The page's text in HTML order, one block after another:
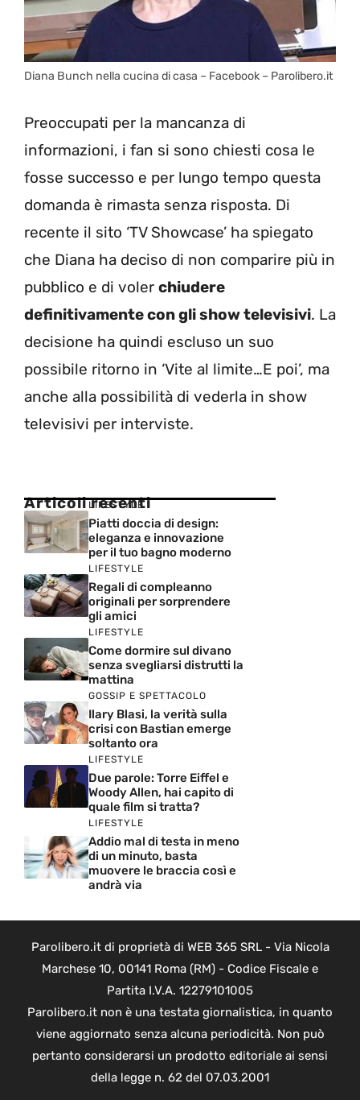
Diana Bunch nella cucina di casa – Facebook – Parolibero.it
Preoccupati per la mancanza di
informazioni, i fan si sono chiesti cosa le
fosse successo e per lungo tempo questa
domanda è rimasta senza risposta. Di
recente il sito ‘TV Showcase’ ha spiegato
che Diana ha deciso di non comparire più in
pubblico e di voler chiudere
definitivamente con gli show televisivi. La
decisione ha quindi escluso un suo
possibile ritorno in ‘Vite al limite…E poi’, ma
anche alla possibilità di vederla in show
televisivi per interviste.
Articoli recenti
LIFESTYLE
Piatti doccia di design:
eleganza e innovazione
per il tuo bagno moderno
LIFESTYLE
Regali di compleanno
originali per sorprendere
gli amici
LIFESTYLE
Come dormire sul divano
senza svegliarsi distrutti la
mattina
GOSSIP E SPETTACOLO
Ilary Blasi, la verità sulla
crisi con Bastian emerge
soltanto ora
LIFESTYLE
Due parole: Torre Eiffel e
Woody Allen, hai capito di
quale film si tratta?
LIFESTYLE
Addio mal di testa in meno
di un minuto, basta
muovere le braccia così e
andrà via
Parolibero.it di proprietà di WEB 365 SRL - Via Nicola
Marchese 10, 00141 Roma (RM) - Codice Fiscale e
Partita I.V.A. 12279101005
Parolibero.it non è una testata giornalistica, in quanto
viene aggiornato senza alcuna periodicità. Non può
pertanto considerarsi un prodotto editoriale ai sensi
della legge n. 62 del 07.03.2001